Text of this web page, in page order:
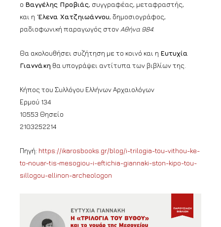
ο Βαγγέλης Προβιάς, συγγραφέας, μεταφραστής,
και ηΈλενα Χατζηιωάννου, δημοσιογράφος,
ραδιοφωνική παραγωγός στον Αθήνα 984.
Θα ακολουθήσει συζήτηση με το κοινό και η Ευτυχία
Γιαννάκη θα υπογράψει αντίτυπα των βιβλίων της.
Κήπος του Συλλόγου Ελλήνων Αρχαιολόγων
Ερμού 134
10553 Θησείο
2103252214
Πηγή: https://ikarosbooks.gr/blog/i-trilogia-tou-vithou-ke-
to-nouar-tis-mesogiou-i-eftichia-giannaki-ston-kipo-tou-
sillogou-ellinon-archeologon